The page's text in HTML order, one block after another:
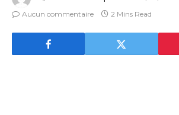
Aucun commentaire
2 Mins Read